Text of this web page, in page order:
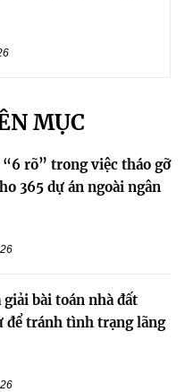
MỤC
rõ” trong việc tháo gỡ
365 dự án ngoài ngân
bài toán nhà đất
để tránh tình trạng lãng